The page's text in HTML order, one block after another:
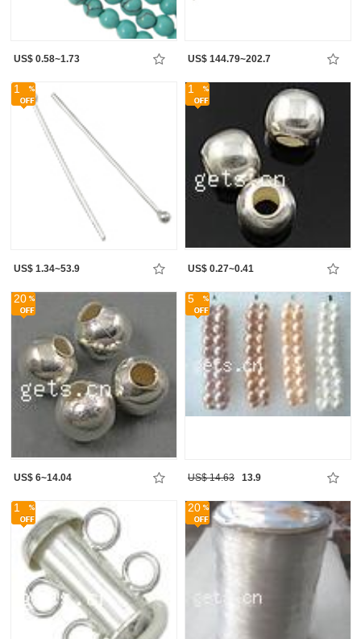
US$ 0.58~1.73 US$ 144.79~202.7
1
US$ 1.34~53.9
1
US$ 0.27~0.41
20
US$ 6~14.04
5
US$ 14.63 13.9
1 20